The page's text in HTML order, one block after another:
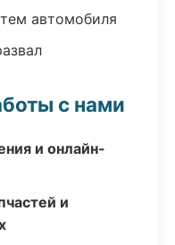
автомобиля
с нами
и онлайн-
и